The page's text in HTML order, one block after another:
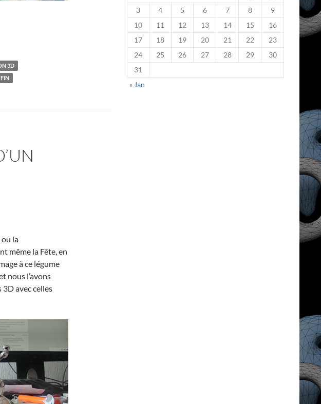
3D
ou la
même la Fête, en
à ce légume
nous l’avons
3D avec celles
3
4 5 6 7 8
9
10
11 12 13 14 15
16
17
18 19 20 21 22
23
24
25 26 27 28 29
30
31
« Jan